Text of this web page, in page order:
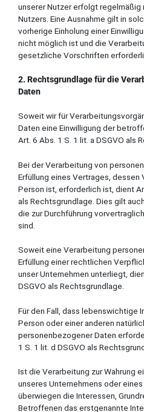
unserer Nutzer erfolgt regelmäßig
Nutzers. Eine Ausnahme gilt in
vorherige Einholung einer
nicht möglich ist und die
gesetzliche Vorschriften
2. Rechtsgrundlage für die
Daten
Soweit wir für
Daten eine Einwilligung der
Art. 6 Abs. 1 S. 1 lit. a DSGVO als
Bei der Verarbeitung von
Erfüllung eines Vertrages,
Person ist, erforderlich ist, dient
als Rechtsgrundlage. Dies gilt
die zur Durchführung
sind.
Soweit eine Verarbeitung
Erfüllung einer rechtlichen
unser Unternehmen unterliegt,
DSGVO als Rechtsgrundlage.
Für den Fall, dass lebenswichtige
Person oder einer anderen
personenbezogener Daten
1 S. 1 lit. d DSGVO als
Ist die Verarbeitung zur Wahrung
unseres Unternehmens oder
überwiegen die Interessen,
Betroffenen das erstgenannte